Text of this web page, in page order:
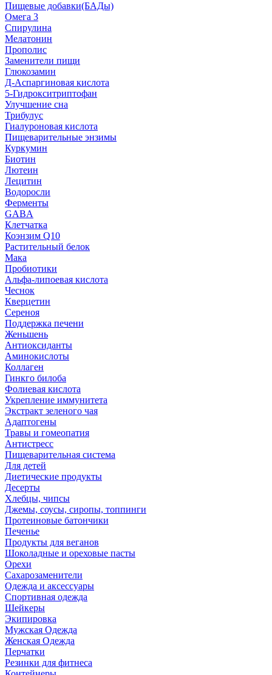
Пищевые добавки(БАДы)
Омега 3
Спирулина
Мелатонин
Прополис
Заменители пищи
Глюкозамин
Д-Аспаргиновая кислота
5-Гидрокситриптофан
Улучшение сна
Трибулус
Гиалуроновая кислота
Пищеварительные энзимы
Куркумин
Биотин
Лютеин
Лецитин
Водоросли
Ферменты
GABA
Клетчатка
Коэнзим Q10
Растительный белок
Мака
Пробиотики
Альфа-липоевая кислота
Чеснок
Кверцетин
Сереноя
Поддержка печени
Женьшень
Антиоксиданты
Аминокислоты
Коллаген
Гинкго билоба
Фолиевая кислота
Укрепление иммунитета
Экстракт зеленого чая
Адаптогены
Травы и гомеопатия
Антистресс
Пищеварительная система
Для детей
Диетические продукты
Десерты
Хлебцы, чипсы
Джемы, соусы, сиропы, топпинги
Протеиновые батончики
Печенье
Продукты для веганов
Шоколадные и ореховые пасты
Орехи
Сахарозаменители
Одежда и аксессуары
Спортивная одежда
Шейкеры
Экипировка
Мужская Одежда
Женская Одежда
Перчатки
Резинки для фитнеса